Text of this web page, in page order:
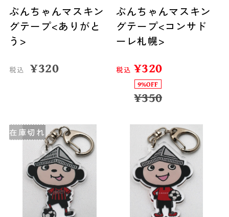
ぶんちゃんマスキン
グテープ<ありがと
う>
税込 ¥320
ぶんちゃんマスキン
グテープ<コンサド
ーレ札幌>
税込 ¥320
9%OFF
¥350
在庫切れ